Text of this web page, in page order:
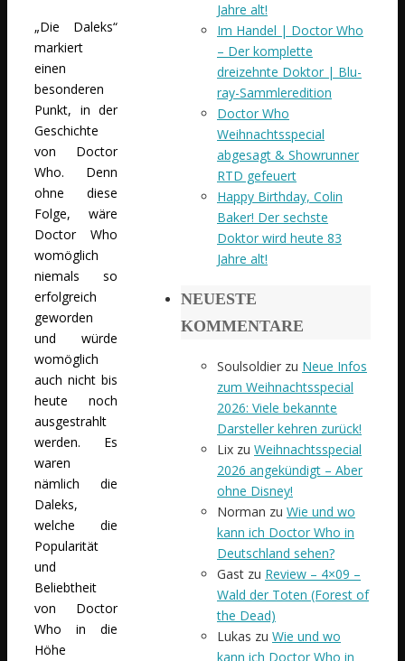
„Die Daleks“
markiert
einen
besonderen
Punkt, in der
Geschichte
von Doctor
Who. Denn
ohne diese
Folge, wäre
Doctor Who
womöglich
niemals so
erfolgreich
geworden
und würde
womöglich
auch nicht bis
heute noch
ausgestrahlt
werden. Es
waren
nämlich die
Daleks,
welche die
Popularität
und
Beliebtheit
von Doctor
Who in die
Höhe
Jahre alt!
Im Handel | Doctor Who
– Der komplette
dreizehnte Doktor | Blu-
ray-Sammleredition
Doctor Who
Weihnachtsspecial
abgesagt & Showrunner
RTD gefeuert
Happy Birthday, Colin
Baker! Der sechste
Doktor wird heute 83
Jahre alt!
NEUESTE
KOMMENTARE
Soulsoldier zu Neue Infos
zum Weihnachtsspecial
2026: Viele bekannte
Darsteller kehren zurück!
Lix zu Weihnachtsspecial
2026 angekündigt – Aber
ohne Disney!
Norman zu Wie und wo
kann ich Doctor Who in
Deutschland sehen?
Gast zu Review – 4×09 –
Wald der Toten (Forest of
the Dead)
Lukas zu Wie und wo
kann ich Doctor Who in